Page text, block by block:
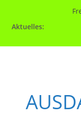
Aktuelles: